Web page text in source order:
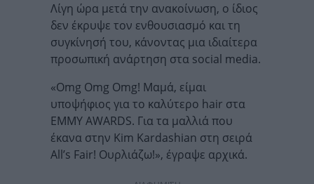
Λίγη ώρα μετά την ανακοίνωση, ο ίδιος
δεν έκρυψε τον ενθουσιασμό και τη
συγκίνησή του, κάνοντας μια ιδιαίτερα
προσωπική ανάρτηση στα social media.
«Omg Omg Omg! Μαμά, είμαι
υποψήφιος για το καλύτερο hair στα
EMMY AWARDS. Για τα μαλλιά που
έκανα στην Kim Kardashian στη σειρά
All’s Fair! Ουρλιάζω!», έγραψε αρχικά.